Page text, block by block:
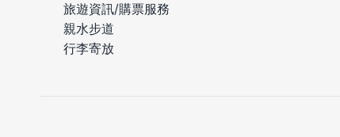
旅遊資訊/購票服務
親水步道
行李寄放